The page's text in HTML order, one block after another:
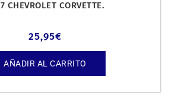
CHEVROLET CORVETTE.
25,95€
AÑADIR AL CARRITO